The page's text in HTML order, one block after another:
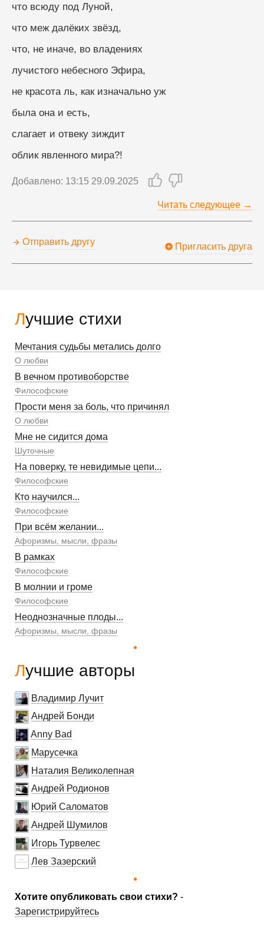
Лучшие стихи
Мечтания судьбы метались долго
О любви
В вечном противоборстве
Философские
Прости меня за боль, что причинял
О любви
Мне не сидится дома
Шуточные
На поверку, те невидимые цепи...
Философские
Кто научился...
Философские
При всём желании...
Афоризмы, мысли, фразы
В рамках
Философские
В молнии и громе
Философские
Неоднозначные плоды...
Афоризмы, мысли, фразы
Лучшие авторы
Владимир Лучит
Андрей Бонди
Anny Bad
Марусечка
Наталия Великолепная
Андрей Родионов
Юрий Саломатов
Андрей Шумилов
Игорь Турвелес
Лев Зазерский
Хотите опубликовать свои стихи? -
Зарегистрируйтесь
что всюду под Луной,
что меж далёких звёзд,
что, не иначе, во владениях
лучистого небесного Эфира,
не красота ль, как изначально уж
была она и есть,
слагает и отвеку зиждит
облик явленного мира?!
Добавлено: 13:15 29.09.2025
Читать следующее →
Отправить другу Пригласить друга